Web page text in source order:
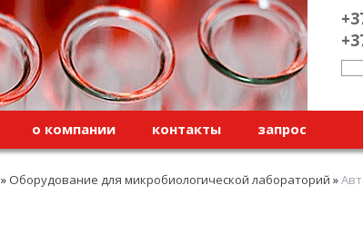
о компании контакты запрос
» Оборудование для микробиологической лабораторий »